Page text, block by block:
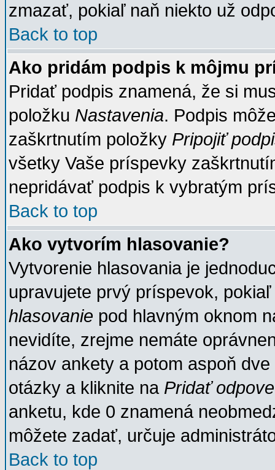
zmazať, pokiaľ naň niekto už
Back to top
Ako pridám podpis k môjmu
Pridať podpis znamená, že si
položku Nastavenia. Podpis
zaškrtnutím položky Pripojiť
všetky Vaše príspevky
nepridávať podpis k vybratým
Back to top
Ako vytvorím hlasovanie?
Vytvorenie hlasovania je
upravujete prvý príspevok,
hlasovanie pod hlavným oknom
nevidíte, zrejme nemáte
názov ankety a potom aspoň
otázky a kliknite na Pridať
anketu, kde 0 znamená
môžete zadať, určuje
Back to top